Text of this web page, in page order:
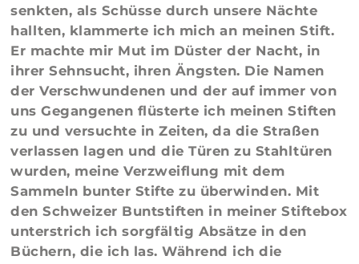
senkten, als Schüsse durch unsere Nächte
hallten, klammerte ich mich an meinen Stift.
Er machte mir Mut im Düster der Nacht, in
ihrer Sehnsucht, ihren Ängsten. Die Namen
der Verschwundenen und der auf immer von
uns Gegangenen flüsterte ich meinen Stiften
zu und versuchte in Zeiten, da die Straßen
verlassen lagen und die Türen zu Stahltüren
wurden, meine Verzweiflung mit dem
Sammeln bunter Stifte zu überwinden. Mit
den Schweizer Buntstiften in meiner Stiftebox
unterstrich ich sorgfältig Absätze in den
Büchern, die ich las. Während ich die